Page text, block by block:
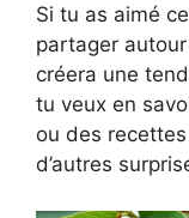
Si tu as aimé
partager
créera une
tu veux en
ou des
d’autres